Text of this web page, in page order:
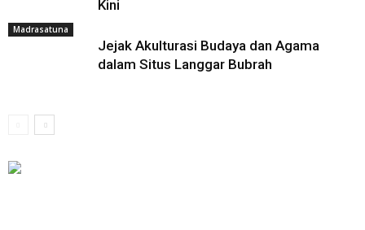
Kini
Madrasatuna
Jejak Akulturasi Budaya dan Agama
dalam Situs Langgar Bubrah